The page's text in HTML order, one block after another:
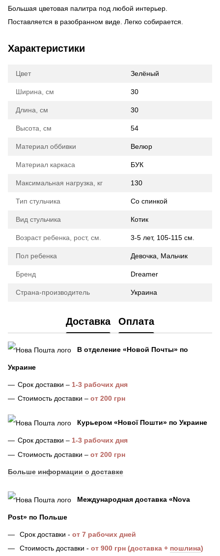
Большая цветовая палитра под любой интерьер.
Поставляется в разобранном виде. Легко собирается.
Характеристики
Цвет Зелёный
Ширина, см 30
Длина, см 30
Высота, см 54
Материал оббивки Велюр
Материал каркаса БУК
Максимальная нагрузка, кг 130
Тип стульчика Со спинкой
Вид стульчика Котик
Возраст ребенка, рост, см. 3-5 лет, 105-115 см.
Пол ребенка Девочка, Мальчик
Бренд Dreamer
Страна-производитель Украина
Доставка Оплата
В отделение «Новой Почты» по
Украине
Срок доставки – 1-3 рабочих дня
Стоимость доставки – от 200 грн
Курьером «Нової Пошти» по Украине
Срок доставки – 1-3 рабочих дня
Стоимость доставки – от 200 грн
Больше информации о доставке
Международная доставка «Nova
Post» по Польше
Срок доставки - от 7 рабочих дней
Стоимость доставки - от 900 грн (доставка + пошлина)